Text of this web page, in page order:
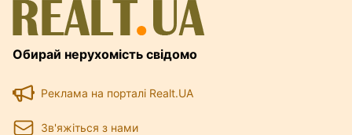
Обирай нерухомість свідомо
Реклама на порталі Realt.UA
Зв'яжіться з нами